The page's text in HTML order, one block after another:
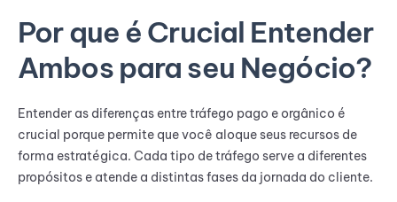
Por que é Crucial Entender
Ambos para seu Negócio?
Entender as diferenças entre tráfego pago e orgânico é
crucial porque permite que você aloque seus recursos de
forma estratégica. Cada tipo de tráfego serve a diferentes
propósitos e atende a distintas fases da jornada do cliente.